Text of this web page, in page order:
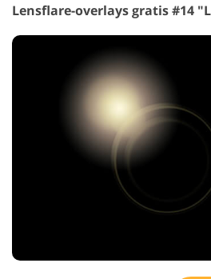
Lensflare-overlays gratis #14